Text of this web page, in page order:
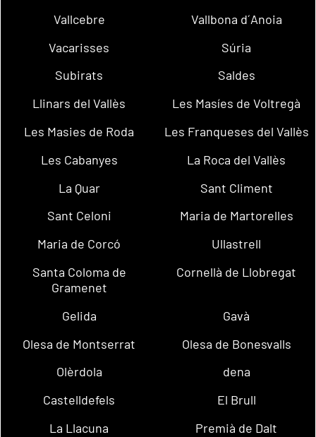
Vallcebre
Vallbona d´Anoia
Vacarisses
Súria
Subirats
Saldes
Llinars del Vallès
Les Masíes de Voltregà
Les Masies de Roda
Les Franqueses del Vallès
Les Cabanyes
La Roca del Vallès
La Quar
Sant Climent
Sant Celoni
Maria de Martorelles
Maria de Corcó
Ullastrell
Santa Coloma de
Gramenet
Cornellà de Llobregat
Gelida
Gavà
Olesa de Montserrat
Olesa de Bonesvalls
Olèrdola
dena
Castelldefels
El Brull
La Llacuna
Premià de Dalt